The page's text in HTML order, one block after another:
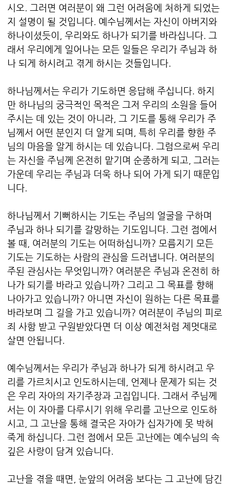
시오. 그러면 여러분이 왜 그런 어려움에 처하게 되었는
지 설명이 될 것입니다. 예수님께서는 자신이 아버지와
하나이셨듯이, 우리와도 하나가 되기를 바라십니다. 그
래서 우리에게 일어나는 모든 일들은 우리가 주님과 하
나 되게 하시려고 겪게 하시는 것들입니다.
하나님께서는 우리가 기도하면 응답해 주십니다. 하지
만 하나님의 궁극적인 목적은 그저 우리의 소원을 들어
주시는 데 있는 것이 아니라, 그 기도를 통해 우리가 주
님께서 어떤 분인지 더 알게 되며, 특히 우리를 향한 주
님의 마음을 알게 하시는 데 있습니다. 그럼으로써 우리
는 자신을 주님께 온전히 맡기며 순종하게 되고, 그러는
가운데 우리는 주님과 더욱 하나 되어 가게 되기 때문입
니다.
하나님께서 기뻐하시는 기도는 주님의 얼굴을 구하며
주님과 하나 되기를 갈망하는 기도입니다. 그런 점에서
볼 때, 여러분의 기도는 어떠하십니까? 모름지기 모든
기도는 기도하는 사람의 관심을 드러냅니다. 여러분의
주된 관심사는 무엇입니까? 여러분은 주님과 온전히 하
나가 되기를 바라고 있습니까? 그리고 그 목표를 향해
나아가고 있습니까? 아니면 자신이 원하는 다른 목표를
바라보며 그 길을 가고 있습니까? 여러분이 주님의 피로
죄 사함 받고 구원받았다면 더 이상 예전처럼 제멋대로
살면 안됩니다.
예수님께서는 우리가 주님과 하나가 되게 하시려고 우
리를 가르치시고 인도하시는데, 언제나 문제가 되는 것
은 우리 자아의 자기주장과 고집입니다. 그래서 주님께
서는 이 자아를 다루시기 위해 우리를 고난으로 인도하
시고, 그 고난을 통해 결국은 자아가 십자가에 못 박혀
죽게 하십니다. 그런 점에서 모든 고난에는 예수님의 속
깊은 사랑이 담겨 있습니다.
고난을 겪을 때면, 눈앞의 어려움 보다는 그 고난에 담긴